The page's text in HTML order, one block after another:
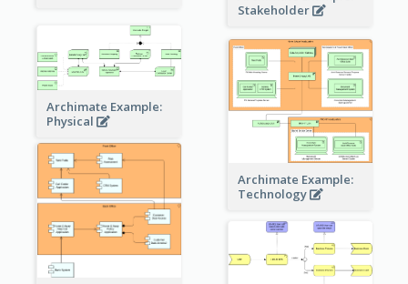
Stakeholder
Archimate Example:
Physical
Archimate Example:
Technology